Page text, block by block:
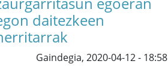
daitezkeen
Gaindegia, 2020-04-12 - 18:58